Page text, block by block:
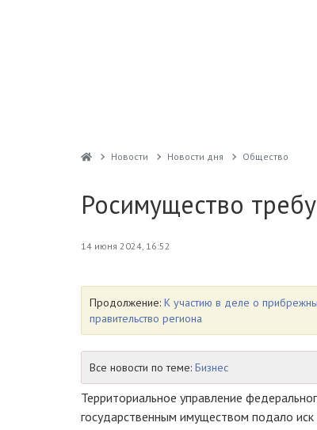
Новости Новости дня Общество
Росимущество
14 июня 2024, 16:52
Продолжение: К участию в деле о
правительство региона
Все новости по теме: Бизнес
Территориальное управление
государственным имуществом подало